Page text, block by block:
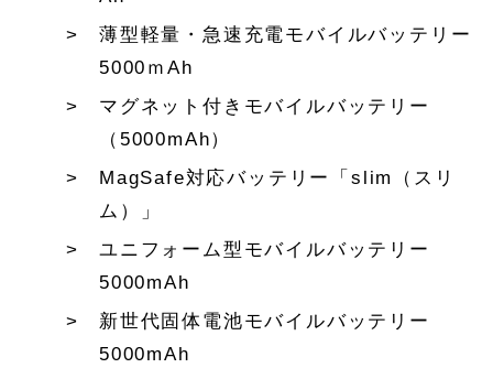
薄型軽量・急速充電モバイルバッテリー
5000ｍAh
マグネット付きモバイルバッテリー
（5000mAh）
MagSafe対応バッテリー「slim（スリ
ム）」
ユニフォーム型モバイルバッテリー
5000mAh
新世代固体電池モバイルバッテリー
5000mAh